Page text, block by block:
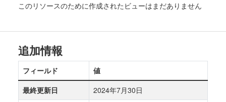
このリソースのために作成されたビューはまだありません
追加情報
フィールド
値
最終更新日
2024年7月30日